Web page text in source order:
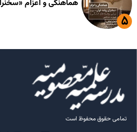
هماهنگی و اعزام
تمامی حقوق محفوظ است